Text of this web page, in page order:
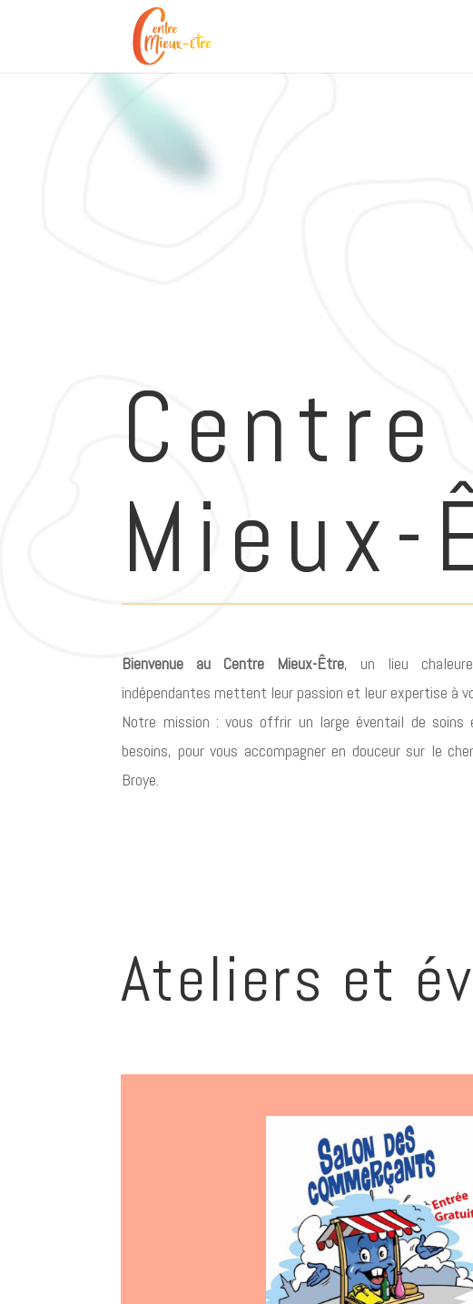
Centre
Mieux-
Bienvenue au Centre Mieux-Être, un lieu
indépendantes mettent leur passion et leur expertise à
Notre mission : vous offrir un large éventail de
besoins, pour vous accompagner en douceur sur le
Broye.
Ateliers et